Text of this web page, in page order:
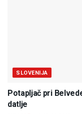
SLOVENIJA
Potapljač pri
datlje